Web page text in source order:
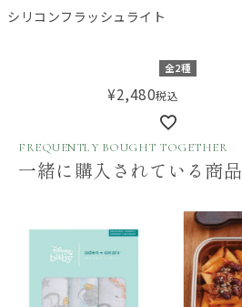
シリコンフラッシュライト
全2種
¥2,480税込
FREQUENTLY BOUGHT TOGETHER
一緒に購入されている商品